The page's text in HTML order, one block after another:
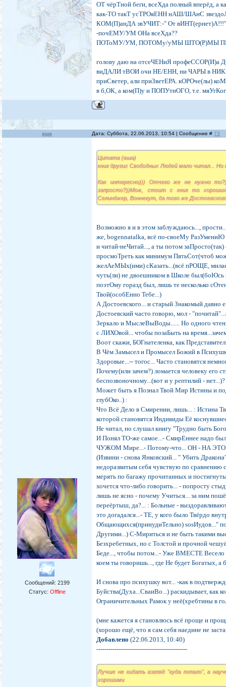
ОТ чёрТной беги, всеХда полный вперёд, а
как-ТО такТ усТРОяЕНН нАШ/ШАнС
КОМ(П)анДА звУЧИТ:-" От
-почЕМУ/УМ ОНа всеХда??
ПОТоМУ/УМ, ПОТОМу/уМЫ ШТО(Р)МЫ
голову даю на отсеЧЕНиЯ
виДАЛИ тВОИ очи НЕ/ЕНН, ни ЧАРЫ в
приСветер, али приЗветЕРА.
в б,ОК, а ком(П)у и ПОПУтнОГО, т.е.
аша Дата: Суббота, 22.06.2013, 10:54 | Сообщение #73
Сообщений: 2199
Статус: Offline
Цитата (аша)
книг других Свободных Людей мало читал... Но
Как интересно))) Отчего же не нужно
запросто?))Мож, стоит с книг то
Селинджер, Воннегут, да того же
Возможно я и в этом заблуждаюсь...,
же, bogennatalka, всё по-своеМу
и читай-неЧитай..., а ты потом
просмоТреть как минимум ПятьСот(чтоб
желАеМЫх(ими) сКазать...(всё пРОЩЕ,
чуть(ли) не двоешником в Школе
поэтОму горазд был, лишь те несколько
Твой(особЕнно Тебе...)
А Достоевского... и старый Знакомый давно
Достоевский часто говорю, мол -
Зеркало и МыслеВыВоды...... Но одного
с ЛИХОвой... чтобы позаБыть на
Воот скажи, БОГнателенка, как
В Чём Замысел и Промысел Божий в
Здоровые...-- тогос... Часто становятся
Почему(или зачем?) ломается человеку его
беспозвоночному...(вот и у рептилий - нет...)?
Может быть я Познал Твой Мир Истины и
глубОко..) :
Что Всё Дело в Смирении, лишь... : Истина
которой становятся Индивиды Её
Не читал, но слушал книгу "Трудно быть
И Понял ТО-же самое...- СмирЕннее надо
ЧУЖОМ Мире...- Потому-что... ОН - НА
(Извини - снова Янковский... " Убить
недоразвитым себя чувствую по
мерять по багажу прочитанных и
хочется что-либо говорить... - попросту
лишь не ясно - почему Учиться... за ним
переёртыш, да?... : Больные -
это догадался...- ТЕ, у кого было Твёрдо
Общающихся(принудиТельно) sosИудов..."
Другими...) С-Мириться и не быть такими
Безхребетных, но с Толстой и прочной
Беде..., чтобы потом...- Уже ВМЕСТЕ Весело
коем ты говоришь..., где Не будет Богатых,
И снова про психушку вот... -как в
Буйства(Духа...СваиВо...) раскидывает, как
Ограничительных Рамок у неё(хребтины в
(мне кажется я становлюсь всё проще и
(хорошо ещё, что я сам себя наедине не
Добавлено (22.06.2013, 10:40)
---------------------------------------------
Лучше не кидать взгляд "куда попало", а
хорошими